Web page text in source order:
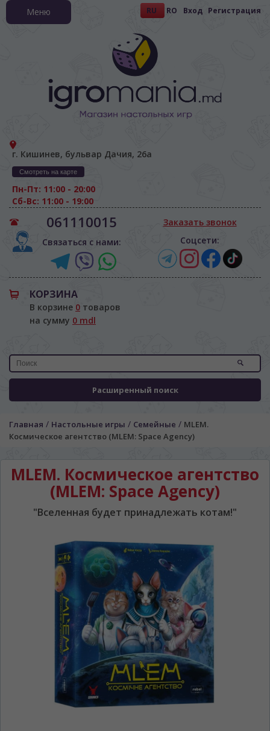
RU RO Вход Регистрация
г. Кишинев, бульвар Дачия, 26а
Смотреть на карте
Пн-Пт: 11:00 - 20:00
Сб-Вс: 11:00 - 19:00
061110015
Связаться с нами:
Заказать звонок
Соцсети:
КОРЗИНА
В корзине 0 товаров
на сумму 0 mdl
Расширенный поиск
Меню
Главная / Настольные игры / Семейные / MLEM.
Космическое агентство (MLEM: Space Agency)
MLEM. Космическое агентство
(MLEM: Space Agency)
"Вселенная будет принадлежать котам!"